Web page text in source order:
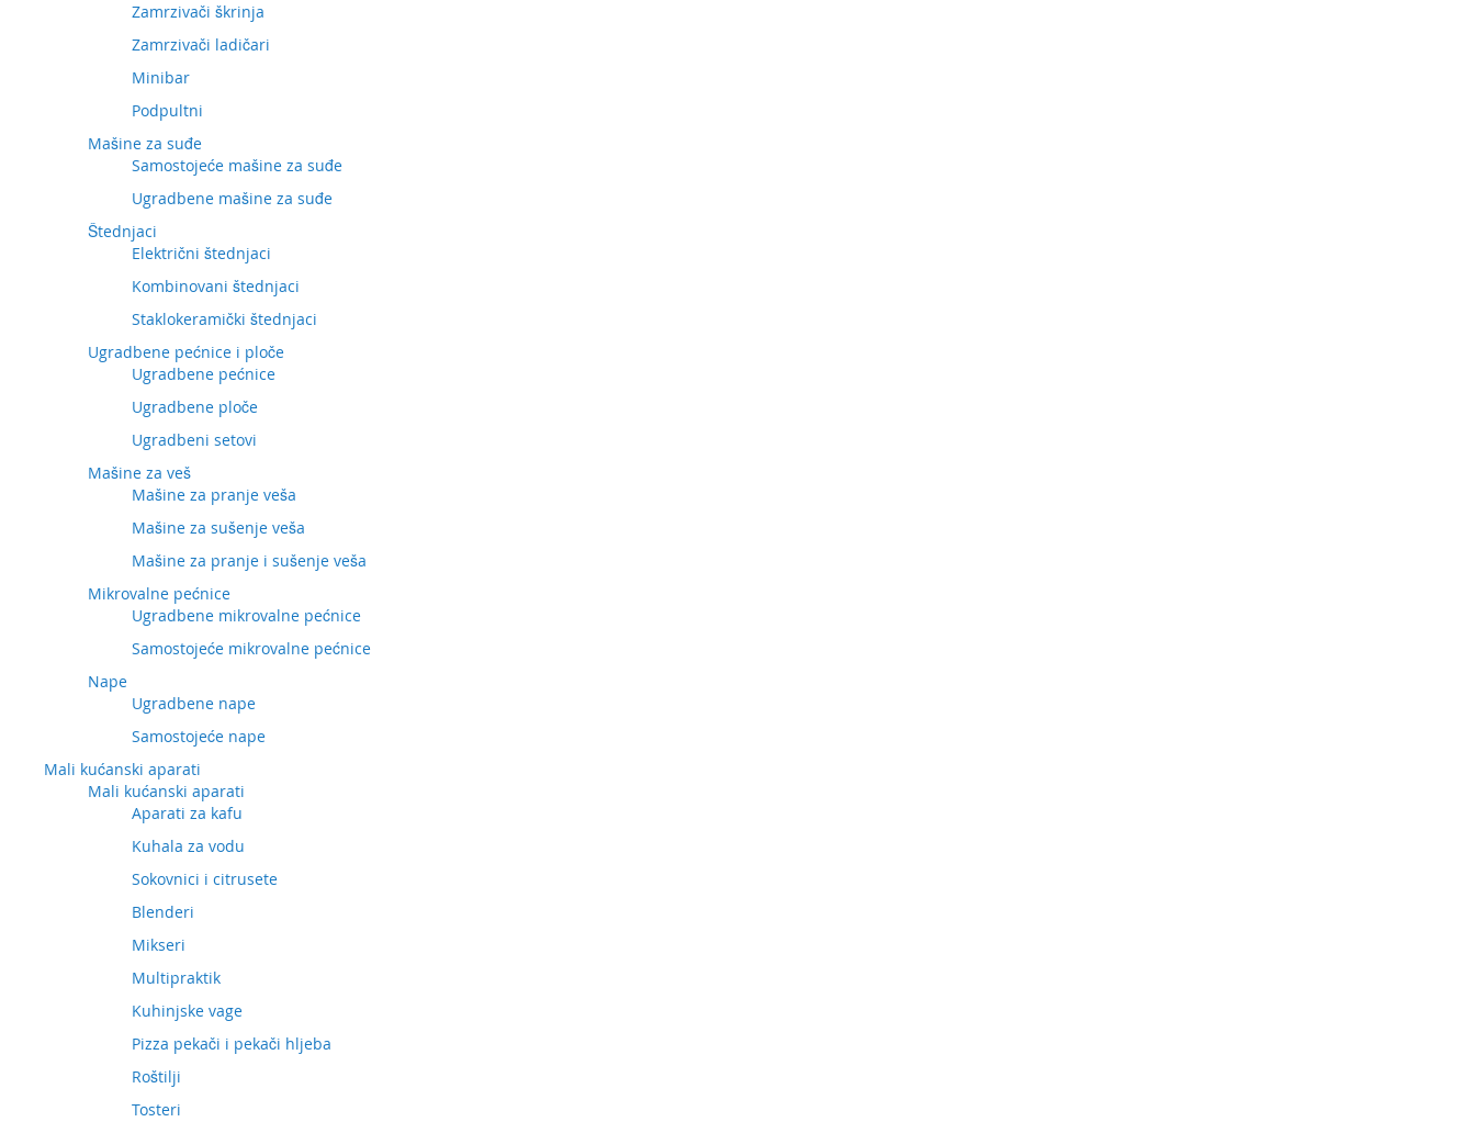
Zamrzivači škrinja
Zamrzivači ladičari
Minibar
Podpultni
Mašine za suđe
Samostojeće mašine za suđe
Ugradbene mašine za suđe
Štednjaci
Električni štednjaci
Kombinovani štednjaci
Staklokeramički štednjaci
Ugradbene pećnice i ploče
Ugradbene pećnice
Ugradbene ploče
Ugradbeni setovi
Mašine za veš
Mašine za pranje veša
Mašine za sušenje veša
Mašine za pranje i sušenje veša
Mikrovalne pećnice
Ugradbene mikrovalne pećnice
Samostojeće mikrovalne pećnice
Nape
Ugradbene nape
Samostojeće nape
Mali kućanski aparati
Mali kućanski aparati
Aparati za kafu
Kuhala za vodu
Sokovnici i citrusete
Blenderi
Mikseri
Multipraktik
Kuhinjske vage
Pizza pekači i pekači hljeba
Roštilji
Tosteri